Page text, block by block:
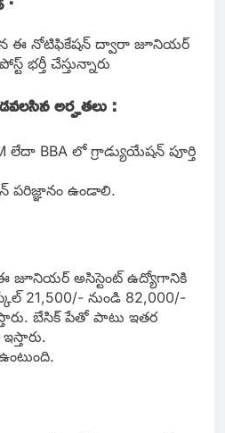
ఈ నోటిఫికేషన్ ద్వారా జూనియర్
భర్తీ చేస్తున్నారు
అర్హతలు :
లేదా BBA లో గ్రాడ్యుయేషన్ పూర్తి
పరిజ్ఞానం ఉండాలి.
ఈ జూనియర్ అసిస్టెంట్ ఉద్యోగానికి
21,500/- నుండి 82,000/-
బేసిక్ పేతో పాటు ఇతర